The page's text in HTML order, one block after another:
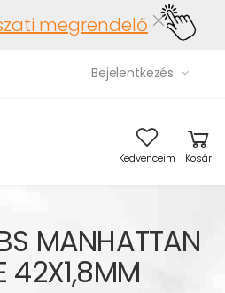
megrendelő
Bejelentkezés
menu Kedvenceim Kosár
MANHATTAN
42X1,8MM